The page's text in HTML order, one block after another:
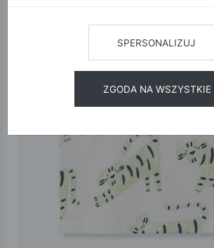
SPERSONALIZUJ
ZGODA NA WSZYSTKIE